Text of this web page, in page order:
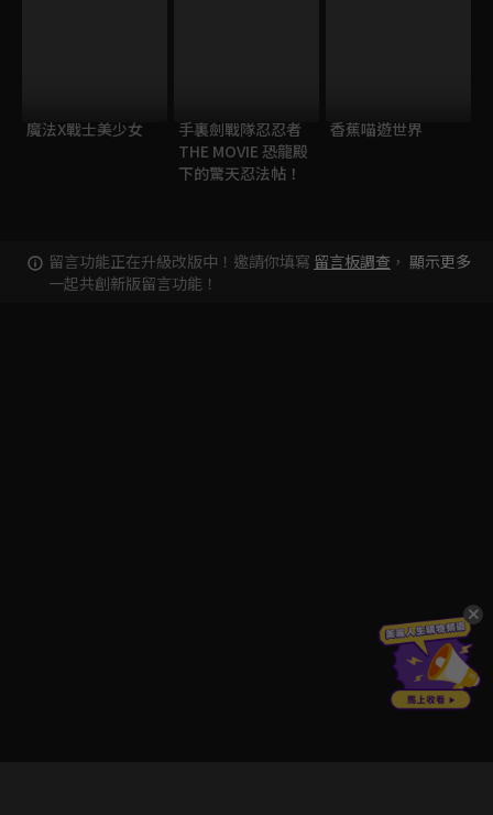
魔法X戰士美少女
手裏劍戰隊忍忍者
THE MOVIE 恐龍殿
下的驚天忍法帖！
香蕉喵遊世界
留言功能正在升級改版中！邀請你填寫 留言板調查 ，
一起共創新版留言功能！
顯示更多